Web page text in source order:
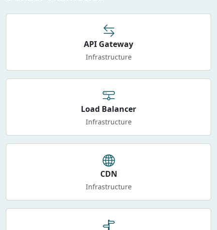
API Gateway
Infrastructure
Load Balancer
Infrastructure
CDN
Infrastructure